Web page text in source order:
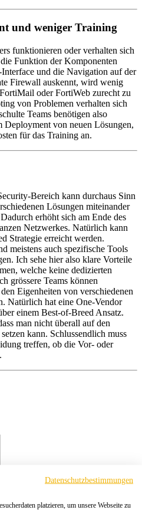
und weniger Training
funktionieren oder verhalten sich
Funktion der Komponenten
und die Navigation auf der
Firewall auskennt, wird wenig
oder FortiWeb zurecht zu
von Problemen verhalten sich
Teams benötigen also
von neuen Lösungen,
für das Training an.
Bereich kann durchaus Sinn
Lösungen miteinander
erhöht sich am Ende des
Netzwerkes. Natürlich kann
Strategie erreicht werden.
meistens auch spezifische Tools
Ich sehe hier also klare Vorteile
welche keine dedizierten
grössere Teams können
Eigenheiten von verschiedenen
Natürlich hat eine One-Vendor
einem Best-of-Breed Ansatz.
man nicht überall auf den
kann. Schlussendlich muss
treffen, ob die Vor- oder
Datenschutzbestimmungen
platzieren, um unsere Webseite zu